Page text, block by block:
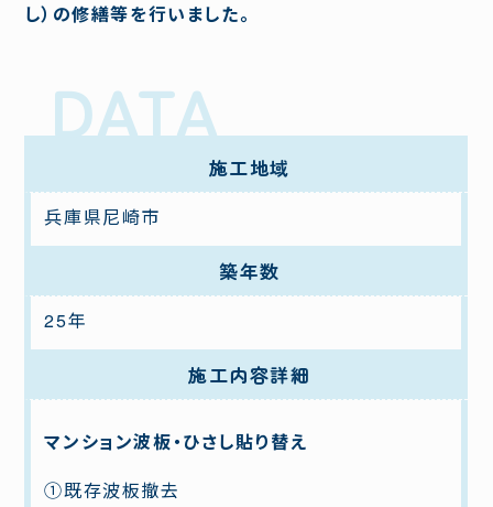
し）の修繕等を行いました。
施工地域
兵庫県尼崎市
築年数
25年
施工内容詳細
マンション波板・ひさし貼り替え
①既存波板撤去